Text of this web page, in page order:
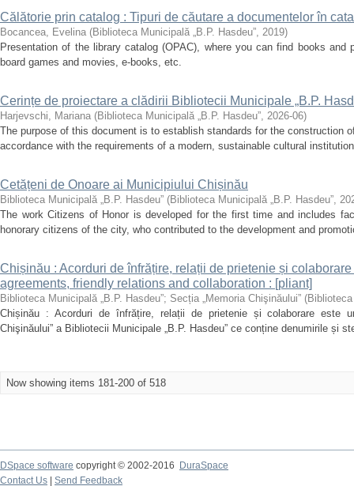
Călătorie prin catalog : Tipuri de căutare a documentelor în
Bocancea, Evelina (Biblioteca Municipală „B.P. Hasdeu”, 2019)
Presentation of the library catalog (OPAC), where you can find books and
board games and movies, e-books, etc.
Cerințe de proiectare a clădirii Bibliotecii Municipale „B.P.
Harjevschi, Mariana (Biblioteca Municipală „B.P. Hasdeu”, 2026-06)
The purpose of this document is to establish standards for the construction
accordance with the requirements of a modern, sustainable cultural
Cetățeni de Onoare ai Municipiului Chișinău
Biblioteca Municipală „B.P. Hasdeu” (Biblioteca Municipală „B.P. Hasdeu”,
The work Citizens of Honor is developed for the first time and includes
honorary citizens of the city, who contributed to the development and
Chișinău : Acorduri de înfrățire, relații de prietenie și
agreements, friendly relations and collaboration : [pliant]
Biblioteca Municipală „B.P. Hasdeu”; Secția „Memoria Chişinăului” (
Chișinău : Acorduri de înfrățire, relații de prietenie și colaborare este
Chişinăului” a Bibliotecii Municipale „B.P. Hasdeu” ce conține denumirile și
Now showing items 181-200 of 518
DSpace software copyright © 2002-2016
DuraSpace
Contact Us
Send Feedback